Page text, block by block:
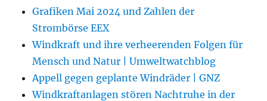
Grafiken Mai 2024 und Zahlen der
Strombörse EEX
Windkraft und ihre verheerenden Folgen für
Mensch und Natur | Umweltwatchblog
Appell gegen geplante Windräder | GNZ
Windkraftanlagen stören Nachtruhe in der